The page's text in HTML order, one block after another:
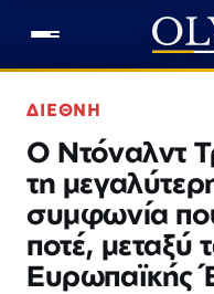
ΔΙΕΘΝΗ
Ο Ντόναλντ
τη
συμφωνία που
ποτέ, μεταξύ
Ευρωπαϊκής